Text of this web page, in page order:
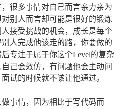
很多事情对自己而言亲力亲为
别人而言却可能是很好的锻炼
接受挑战的机会，成长是每个
人完成他该走的路，你要做的
专注于属于你这个Level的复杂
己会效仿，有问题他会主动问
试的时候就不该让他通过。
事情，因为相比于写代码而